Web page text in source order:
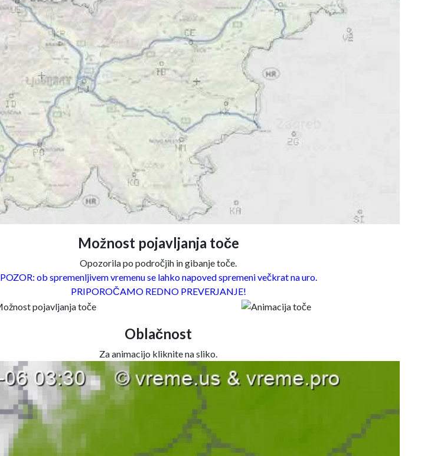
Možnost pojavljanja toče
Opozorila po področjih in gibanje toče.
POZOR: ob spremenljivem vremenu se lahko napoved spremeni večkrat na uro.
PRIPOROČAMO REDNO PREVERJANJE!
Oblačnost
Za animacijo kliknite na sliko.